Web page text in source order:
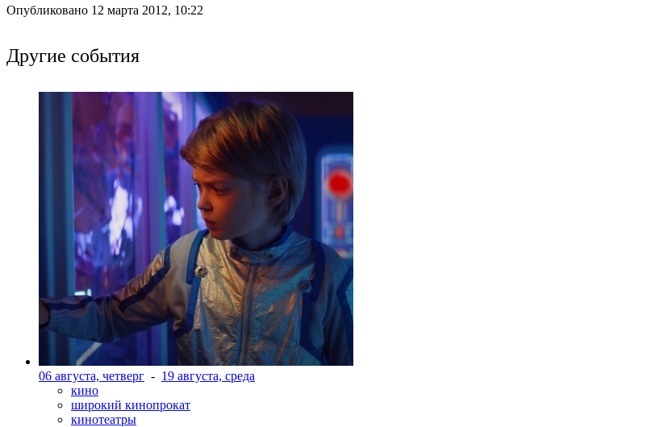
Опубликовано 12 марта 2012, 10:22
Другие события
06 августа, четверг - 19 августа, среда
кино
широкий кинопрокат
кинотеатры